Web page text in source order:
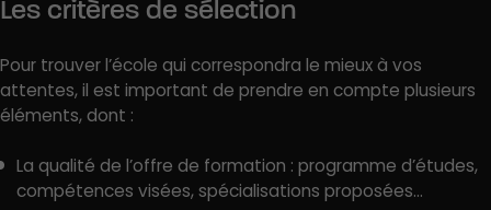
Les critères de sélection
Pour trouver l’école qui correspondra le mieux à vos
attentes, il est important de prendre en compte plusieurs
éléments, dont :
La qualité de l’offre de formation : programme d’études,
compétences visées, spécialisations proposées…